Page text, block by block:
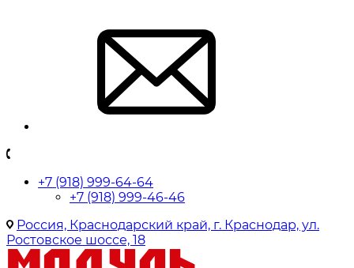
+7 (918) 999-64-64
+7 (918) 999-46-46
Россия, Краснодарский край, г. Краснодар, ул.
Ростовское шоссе, 18